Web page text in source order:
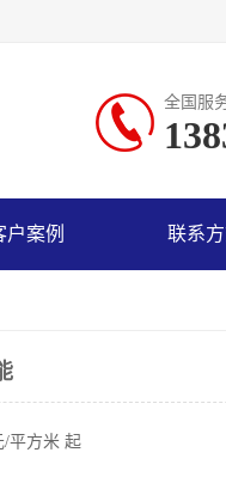
全国服
户案例 联系
/平方米 起